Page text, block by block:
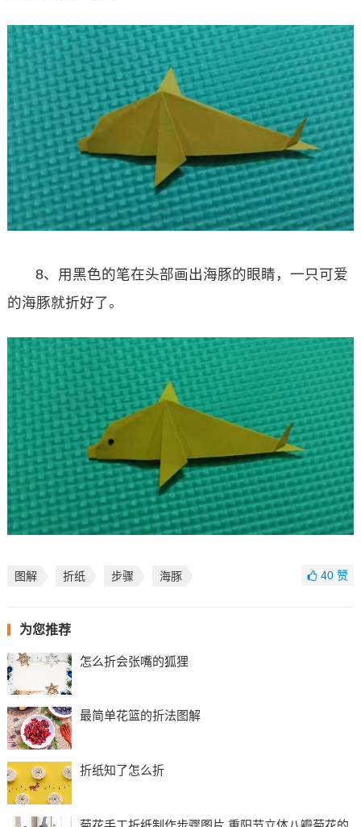
8、用黑色的笔在头部画出海豚的眼睛，一只可爱
的海豚就折好了。
图解 折纸 步骤 海豚 40赞
为您推荐
怎么折会张嘴的狐狸
最简单花篮的折法图解
折纸知了怎么折